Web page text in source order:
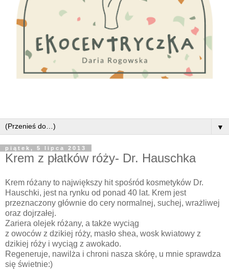
▼
piątek, 5 lipca 2013
Krem z płatków róży- Dr. Hauschka
Krem różany to największy hit spośród kosmetyków Dr.
Hauschki, jest na rynku od ponad 40 lat. Krem jest
przeznaczony głównie do cery normalnej, suchej, wrażliwej
oraz dojrzałej.
Zariera olejek różany, a także wyciąg
z owoców z dzikiej róży, masło shea, wosk kwiatowy z
dzikiej róży i wyciąg z awokado.
Regeneruje, nawilża i chroni nasza skórę, u mnie sprawdza
się świetnie:)